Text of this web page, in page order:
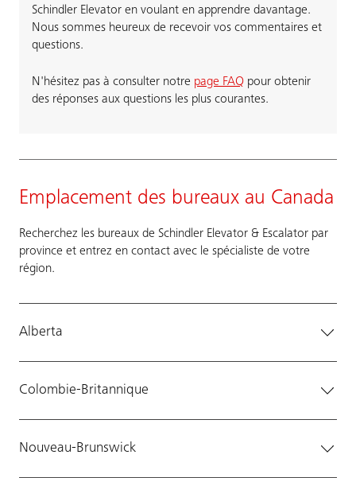
Schindler Elevator en voulant en apprendre davantage.
Nous sommes heureux de recevoir vos commentaires et
questions.
N'hésitez pas à consulter notre page FAQ pour obtenir
des réponses aux questions les plus courantes.
Emplacement des bureaux au Canada
Recherchez les bureaux de Schindler Elevator & Escalator par
province et entrez en contact avec le spécialiste de votre
région.
Alberta
Colombie-Britannique
Nouveau-Brunswick